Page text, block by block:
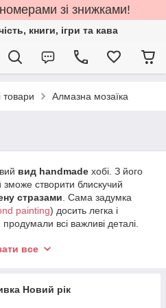
зі знижками!
книги, ігри та кава
Алмазна мозаїка
вид handmade хобі. З його
створити блискучий
стразами . Сама задумка
painting) досить легка і
всі важливі деталі.
абокруглі
все
Новий рік